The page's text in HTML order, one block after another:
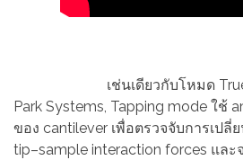
เช่นเดียวกับโหมด True
Park Systems, Tapping mode ใช้
ของ cantilever เพื่อตรวจจับการเปลี่
tip–sample interaction forces แล